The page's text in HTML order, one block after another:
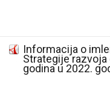
Informacija o
Strategije razvoja
godina u 2022.